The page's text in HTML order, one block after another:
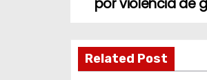
e
por violencia de
Related Post